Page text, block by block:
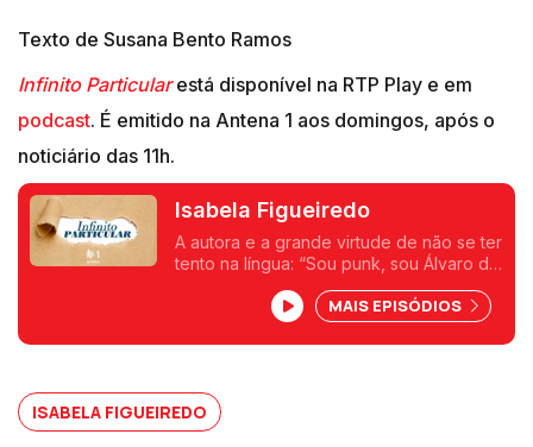
Texto de Susana Bento Ramos
Infinito Particularestá disponível na RTP Play e em
podcast. É emitido na Antena 1 aos domingos, após o
noticiário das 11h.
Isabela Figueiredo
A autora e a grande virtude de não se ter
tento na língua: “Sou punk, sou Álvaro de
MAIS EPISÓDIOS
ISABELA FIGUEIREDO